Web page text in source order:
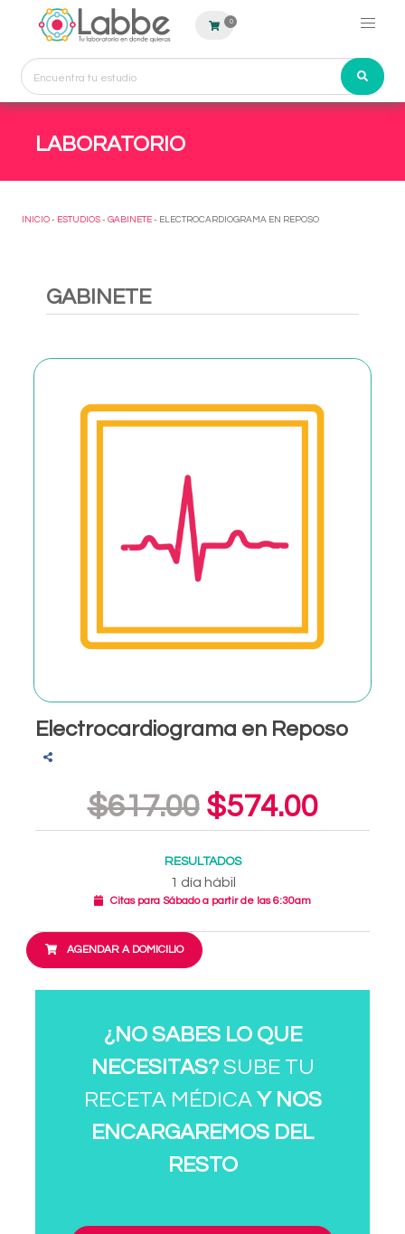
0
LABORATORIO
INICIO - ESTUDIOS - GABINETE - ELECTROCARDIOGRAMA EN REPOSO
GABINETE
Electrocardiograma en Reposo
$617.00$574.00
RESULTADOS
1 día hábil
Citas para Sábado a partir de las 6:30am
AGENDAR A DOMICILIO
¿NO SABES LO QUE
NECESITAS?SUBE TU
RECETA MÉDICA Y NOS
ENCARGAREMOS DEL
RESTO